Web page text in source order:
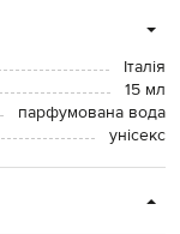
Італія
15 мл
парфумована вода
унісекс